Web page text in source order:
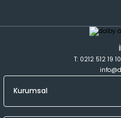
T: 0212 512 19
Kurumsal